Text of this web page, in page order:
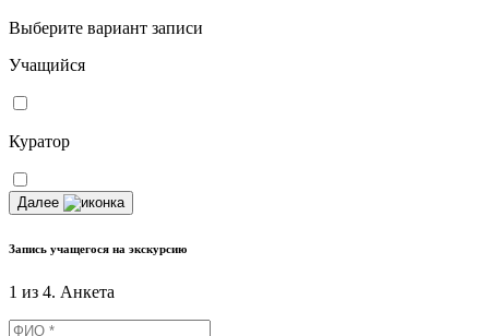
Выберите вариант записи
Учащийся
Куратор
Далее
Запись учащегося на экскурсию
1 из 4. Анкета